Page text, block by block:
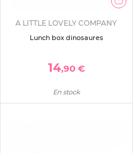
A LITTLE LOVELY COMPANY
Lunch box dinosaures
14,90 €
En stock